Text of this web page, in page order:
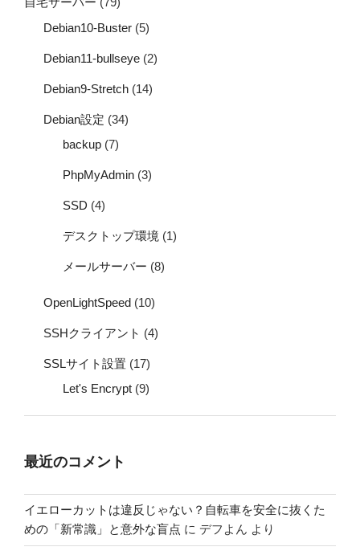
Debian10-Buster (5)
Debian11-bullseye (2)
Debian9-Stretch (14)
Debian設定 (34)
backup (7)
PhpMyAdmin (3)
SSD (4)
デスクトップ環境 (1)
メールサーバー (8)
OpenLightSpeed (10)
SSHクライアント (4)
SSLサイト設置 (17)
Let's Encrypt (9)
最近のコメント
イエローカットは違反じゃない？自転車を安全に抜くた
めの「新常識」と意外な盲点 に デフよん より